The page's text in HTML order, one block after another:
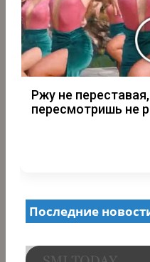
Ржу не
пересмотришь не